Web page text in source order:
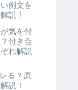
例文を
説！
気を付
付き合
れ解説
る？原
説！